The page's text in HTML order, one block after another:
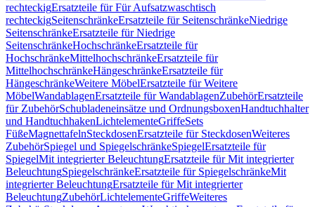
rechteckigErsatzteile für Für Aufsatzwaschtisch
rechteckigSeitenschränkeErsatzteile für SeitenschränkeNiedrige
SeitenschränkeErsatzteile für Niedrige
SeitenschränkeHochschränkeErsatzteile für
HochschränkeMittelhochschränkeErsatzteile für
MittelhochschränkeHängeschränkeErsatzteile für
HängeschränkeWeitere MöbelErsatzteile für Weitere
MöbelWandablagenErsatzteile für WandablagenZubehörErsatzteile
für ZubehörSchubladeneinsätze und OrdnungsboxenHandtuchhalter
und HandtuchhakenLichtelementeGriffeSets
FüßeMagnettafelnSteckdosenErsatzteile für SteckdosenWeiteres
ZubehörSpiegel und SpiegelschränkeSpiegelErsatzteile für
SpiegelMit integrierter BeleuchtungErsatzteile für Mit integrierter
BeleuchtungSpiegelschränkeErsatzteile für SpiegelschränkeMit
integrierter BeleuchtungErsatzteile für Mit integrierter
BeleuchtungZubehörLichtelementeGriffeWeiteres